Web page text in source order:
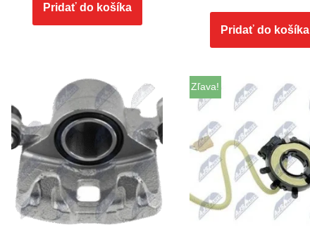
Pridať do košíka
Pridať do košíka
Zľava!